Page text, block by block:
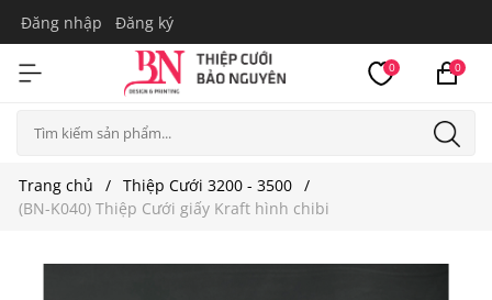
Đăng nhập Đăng ký
0 0
Trang chủ
Thiệp Cưới 3200 - 3500
(BN-K040) Thiệp Cưới giấy Kraft hình chibi